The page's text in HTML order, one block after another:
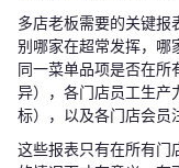
多店老板需要的关键报
别哪家在超常发挥，哪
同一菜单品项是否在
异），各门店员工生产
标），以及各门店会员
这些报表只有在所有门